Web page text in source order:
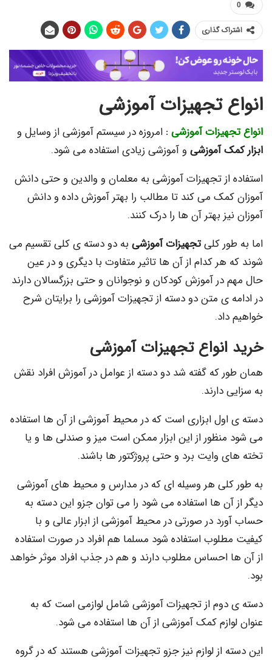
گذاری
تجهیزات آموزشی
آموزشی:امروزه در سیستم آموزشی از وسایل و
آموزشیو آموزشی زیادی استفاده می شود.
از تجهیزات آموزشی به معلمان و والدین و حتی دانش
می کند تا مطالب را بهتر آموزش داده و دانش
بهتر آن ها را درک کنند.
کلی تجهیزات آموزشیبه دو دسته ی کلی تقسیم می
کدام از آن ها تاثیر متفاوت با دیگری و در عین
در آموزش کودکان و نوجوانان و حتی بزرگسالان دارند
ی متن دو دسته از تجهیزات آموزشی را برایتان شرح
تجهیزات آموزشی
که گفته شد دو دسته از عوامل در آموزش افراد نقش
دارند.
ابزاری است که در محیط آموزشی از آن ها استفاده
از این ابزار ممکن است میز و صندلی ها و یا
وایت برد و حتی پروژکتور ها باشند.
هر وسیله ای که در مدارس و محیط های آموزشی
ها استفاده می شود را می توان جزو این دسته به
در صورتی در محیط آموزشی از ابزار عالی و با
استفاده شود مسلما هم افراد در صورت استفاده
احساس مطلوب دارند و هم در جذب افراد موثر خواهد
از تجهیزات آموزشی شامل لوازمی است که به
کمک آموزشی از آن ها استفاده می شود.
از لوازم نیز جزو تجهیزات آموزشی هستند که در گروه